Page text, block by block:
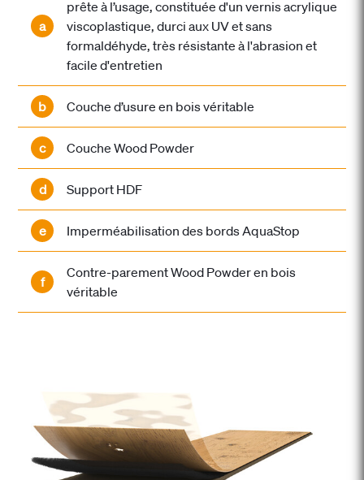
a
prête à l’usage, constituée d'un vernis acrylique
viscoplastique, durci aux UV et sans
formaldéhyde, très résistante à l'abrasion et
facile d'entretien
b Couche d’usure en bois véritable
c Couche Wood Powder
d Support HDF
e Imperméabilisation des bords AquaStop
f
Contre-parement Wood Powder en bois
véritable